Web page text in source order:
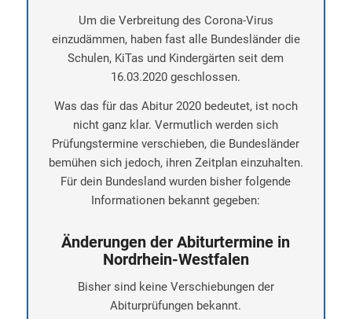
Um die Verbreitung des Corona-Virus
einzudämmen, haben fast alle Bundesländer die
Schulen, KiTas und Kindergärten seit dem
16.03.2020 geschlossen.
Was das für das Abitur 2020 bedeutet, ist noch
nicht ganz klar. Vermutlich werden sich
Prüfungstermine verschieben, die Bundesländer
bemühen sich jedoch, ihren Zeitplan einzuhalten.
Für dein Bundesland wurden bisher folgende
Informationen bekannt gegeben:
Änderungen der Abiturtermine in
Nordrhein-Westfalen
Bisher sind keine Verschiebungen der
Abiturprüfungen bekannt.